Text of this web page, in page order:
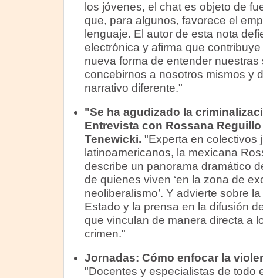
los jóvenes, el chat es objeto de
que, para algunos, favorece el
lenguaje. El autor de esta nota
electrónica y afirma que
nueva forma de entender
concebirnos a nosotros mismos y
narrativo diferente."
"Se ha agudizado la
Entrevista con Rossana
Tenewicki. "Experta en colectivos
latinoamericanos, la mexicana
describe un panorama dramático
de quienes viven ‘en la zona de
neoliberalismo’. Y advierte sobre
Estado y la prensa en la difusión
que vinculan de manera directa a
crimen."
Jornadas: Cómo enfocar la
"Docentes y especialistas de todo